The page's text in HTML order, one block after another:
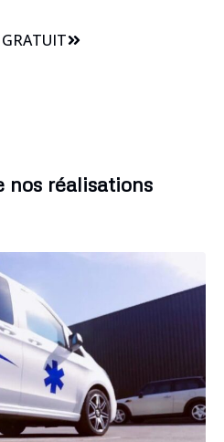
GRATUIT
nos réalisations